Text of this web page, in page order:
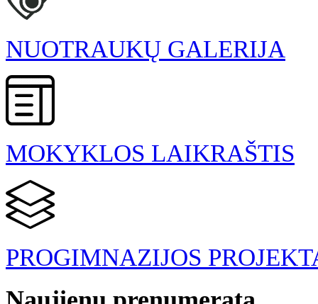
NUOTRAUKŲ GALERIJA
MOKYKLOS LAIKRAŠTIS
PROGIMNAZIJOS